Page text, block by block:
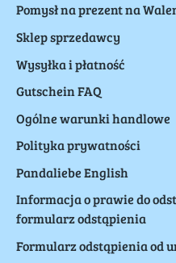
Pomysł na prezent na
Sklep sprzedawcy
Wysyłka i płatność
Gutschein FAQ
Ogólne warunki handlowe
Polityka prywatności
Pandaliebe English
Informacja o prawie do
formularz odstąpienia
Formularz odstąpienia od